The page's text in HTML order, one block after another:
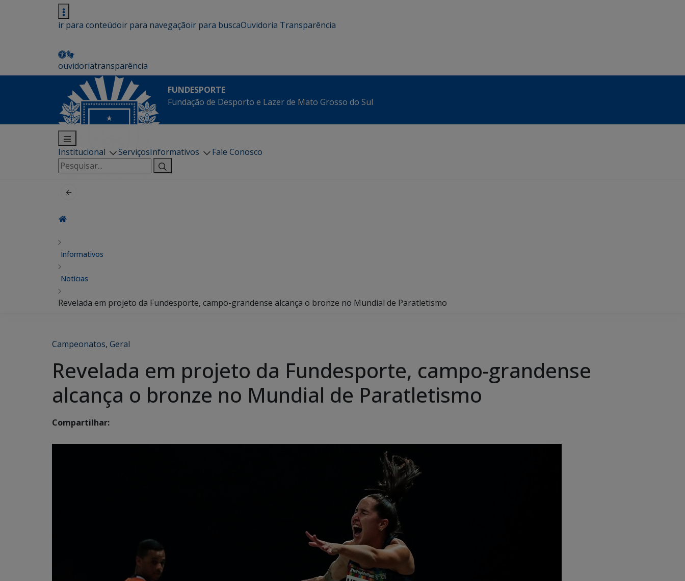
ir para conteúdoir para navegaçãoir para buscaOuvidoria Transparência
ouvidoriatransparência
FUNDESPORTE
Fundação de Desporto e Lazer de Mato Grosso do Sul
Institucional ServiçosInformativos
Fale Conosco
Pesquisar
por:
Informativos
Notícias
Revelada em projeto da Fundesporte, campo-grandense alcança o bronze no Mundial de Paratletismo
Campeonatos, Geral
Revelada em projeto da Fundesporte, campo-grandense
alcança o bronze no Mundial de Paratletismo
Compartilhar: